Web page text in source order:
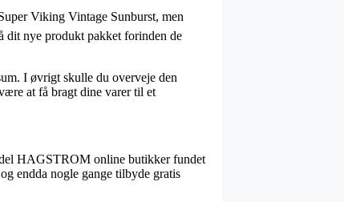
Viking Vintage Sunburst, men
dit nye produkt pakket forinden de
I øvrigt skulle du overveje den
at få bragt dine varer til et
HAGSTROM online butikker fundet
endda nogle gange tilbyde gratis